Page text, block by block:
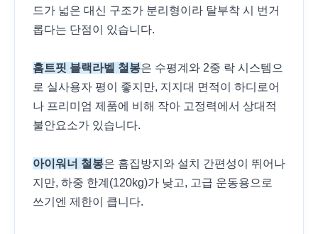
드가 넓은 대신 구조가 분리형이라 탈부착 시 번거
롭다는 단점이 있습니다.
홈트핏 블랙라벨 철봉은 수평계와 2중 락 시스템으
로 실사용자 평이 좋지만, 지지대 면적이 하디로어
나 프리미엄 제품에 비해 작아 고정력에서 상대적
불안요소가 있습니다.
아이워너 철봉은 흠집방지와 설치 간편성이 뛰어나
지만, 하중 한계(120kg)가 낮고, 고급 운동용으로
쓰기엔 제한이 큽니다.